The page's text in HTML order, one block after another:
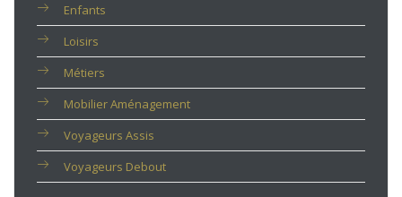
Enfants
Loisirs
Métiers
Mobilier Aménagement
Voyageurs Assis
Voyageurs Debout